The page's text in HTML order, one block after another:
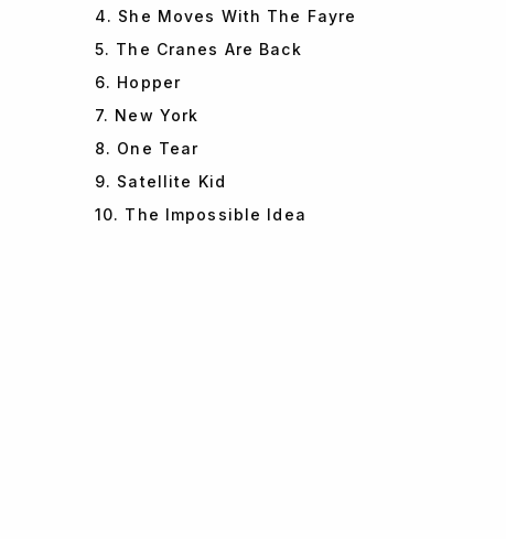
4. She Moves With The Fayre
5. The Cranes Are Back
6. Hopper
7. New York
8. One Tear
9. Satellite Kid
10. The Impossible Idea